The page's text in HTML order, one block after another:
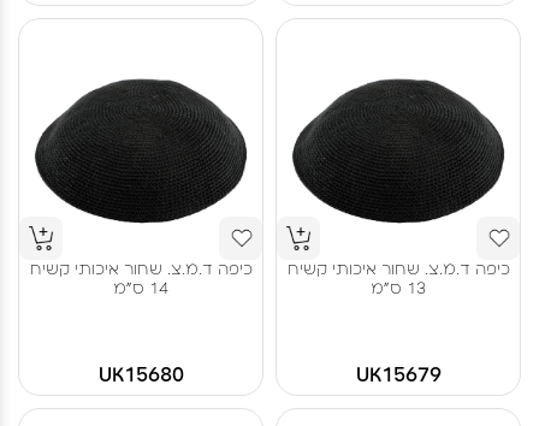
כיפה ד.מ.צ. שחור איכותי קשיח
13 ס"מ
UK15679
כיפה ד.מ.צ. שחור איכותי קשיח
14 ס"מ
UK15680